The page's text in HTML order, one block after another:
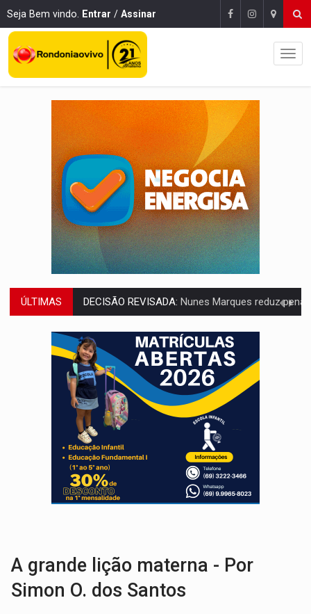
Seja Bem vindo. Entrar / Assinar
ÚLTIMAS CONEXÃO RONDONIAOVIVO:Museólogo Antônio Ocampo lança livro
ELEIÇÕES 2026:Patrimônio de candidata a deputada federal do PL salta R$ 1
VÍDEO:Quadrilha é flagrada com cerca de 200 porções
BAIRRO TEIXEIRÃO:MPF cobra regularização fundiária da
SUCESSO NA ABERTURA:2ª Feira Rondônia Empreendedora segue no Espaço
REESTRUTURAÇÃO: Secretário da Seinfra de Porto Velho pede
SAÚDE INDÍGENA: Pirahã terão consultas e exames especializados durante
ECONOMIA: Dia dos pais deve movimentar R$ 8,5 bilhões e RO
A grande lição materna - Por
Simon O. dos Santos